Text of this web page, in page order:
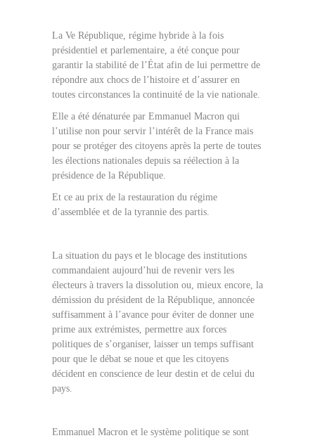
La Ve République, régime hybride à la fois
présidentiel et parlementaire, a été conçue pour
garantir la stabilité de l’État afin de lui permettre de
répondre aux chocs de l’histoire et d’assurer en
toutes circonstances la continuité de la vie nationale.
Elle a été dénaturée par Emmanuel Macron qui
l’utilise non pour servir l’intérêt de la France mais
pour se protéger des citoyens après la perte de toutes
les élections nationales depuis sa réélection à la
présidence de la République.
Et ce au prix de la restauration du régime
d’assemblée et de la tyrannie des partis.
La situation du pays et le blocage des institutions
commandaient aujourd’hui de revenir vers les
électeurs à travers la dissolution ou, mieux encore, la
démission du président de la République, annoncée
suffisamment à l’avance pour éviter de donner une
prime aux extrémistes, permettre aux forces
politiques de s’organiser, laisser un temps suffisant
pour que le débat se noue et que les citoyens
décident en conscience de leur destin et de celui du
pays.
Emmanuel Macron et le système politique se sont